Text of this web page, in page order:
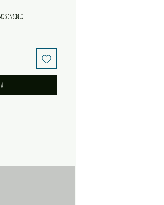
sensibili
permetterai di piantare
AssaltiPoetici, una